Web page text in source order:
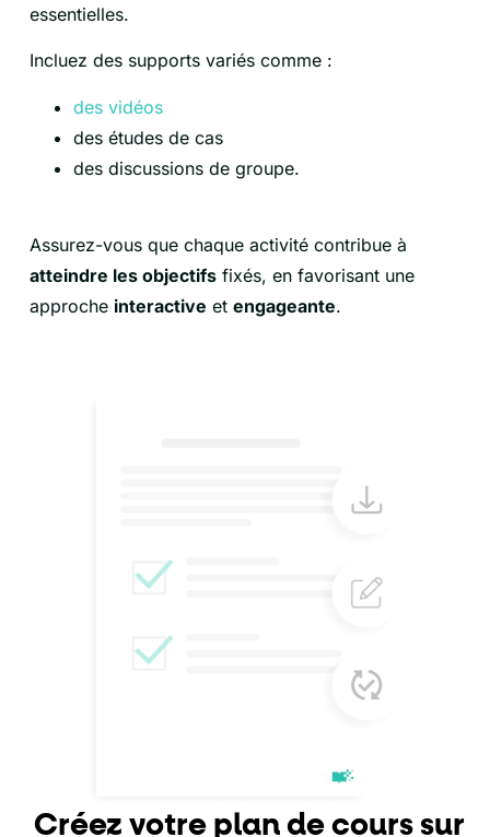
essentielles.
Incluez des supports variés comme :
des vidéos
des études de cas
des discussions de groupe.
Assurez-vous que chaque activité contribue à
atteindre les objectifs fixés, en favorisant une
approche interactive etengageante.
Créez votre plan de cours sur